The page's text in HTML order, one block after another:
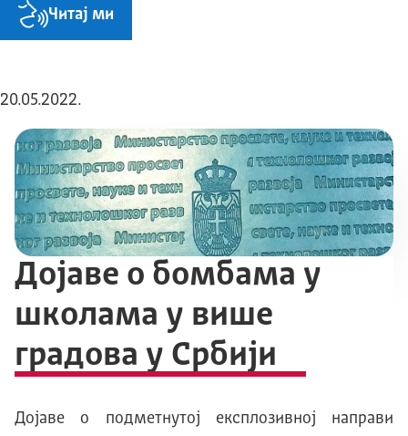
Читај ми
20.05.2022.
Дојаве о бомбама у
школама у више
градова у Србији
Дојаве о подметнутој експлозивној направи